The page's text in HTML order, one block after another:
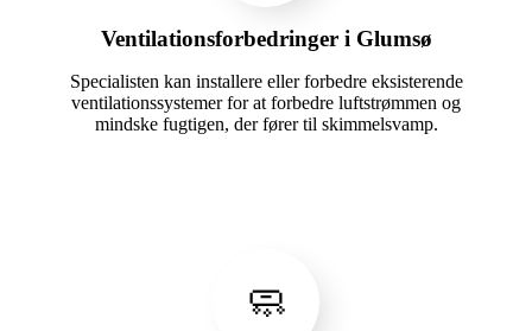
Ventilationsforbedringer i Glumsø
Specialisten kan installere eller forbedre eksisterende
ventilationssystemer for at forbedre luftstrømmen og
mindske fugtigen, der fører til skimmelsvamp.
🧼